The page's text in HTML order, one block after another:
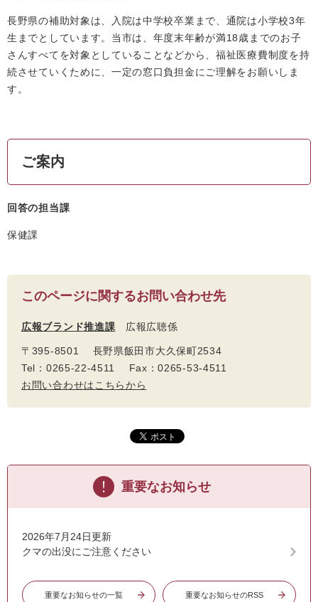
長野県の補助対象は、入院は中学校卒業まで、通院は小学校3年
生までとしています。当市は、年度末年齢が満18歳までのお子
さんすべてを対象としていることなどから、福祉医療費制度を持
続させていくために、一定の窓口負担金にご理解をお願いしま
す。
ご案内
回答の担当課
保健課
このページに関するお問い合わせ先
広報ブランド推進課 広報広聴係
〒395-8501 長野県飯田市大久保町2534
Tel：0265-22-4511 Fax：0265-53-4511
お問い合わせはこちらから
重要なお知らせ
2026年7月24日更新
クマの出没にご注意ください
重要なお知らせの一覧 重要なお知らせのRSS